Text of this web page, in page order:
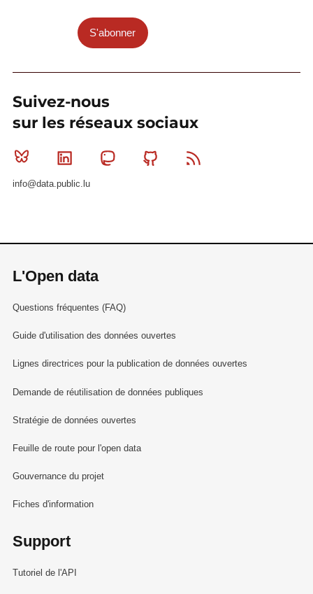
S'abonner
Suivez-nous
sur les réseaux sociaux
Bluesky Linkedin MastodonGithub
info@data.public.lu
L'Open data
Questions fréquentes (FAQ)
Guide d'utilisation des données ouvertes
Lignes directrices pour la publication de données ouvertes
Demande de réutilisation de données publiques
Stratégie de données ouvertes
Feuille de route pour l'open data
Gouvernance du projet
Fiches d'information
Support
Tutoriel de l'API